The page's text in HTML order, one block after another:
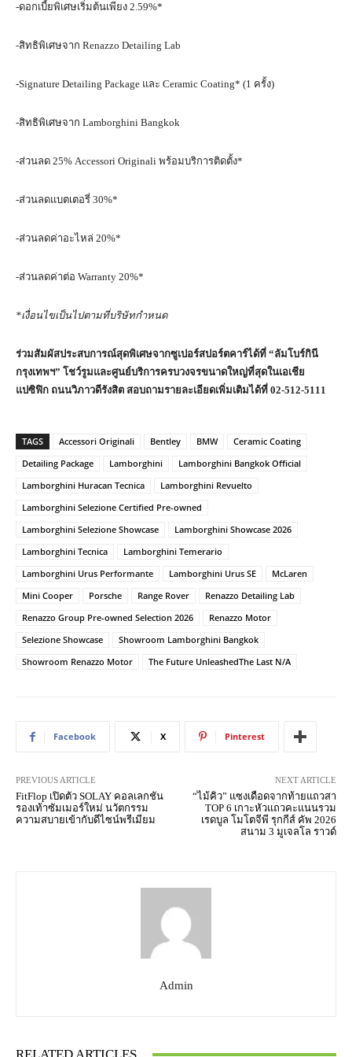
-ดอกเบี้ยพิเศษเริ่มต้นเพียง 2.59%*
-สิทธิพิเศษจาก Renazzo Detailing Lab
-Signature Detailing Package และ Ceramic Coating* (1 ครั้ง)
-สิทธิพิเศษจาก Lamborghini Bangkok
-ส่วนลด 25% Accessori Originali พร้อมบริการติดตั้ง*
-ส่วนลดแบตเตอรี่ 30%*
-ส่วนลดค่าอะไหล่ 20%*
-ส่วนลดค่าต่อ Warranty 20%*
*เงื่อนไขเป็นไปตามที่บริษัทกำหนด
ร่วมสัมผัสประสบการณ์สุดพิเศษจากซูเปอร์สปอร์ตคาร์ได้ที่ “ลัมโบร์กินี
กรุงเทพฯ” โชว์รูมและศูนย์บริการครบวงจรขนาดใหญ่ที่สุดในเอเชีย
แปซิฟิก ถนนวิภาวดีรังสิต สอบถามรายละเอียดเพิ่มเติมได้ที่ 02-512-5111
TAGS Accessori Originali Bentley BMW
Ceramic Coating
Detailing Package
Lamborghini
Lamborghini Bangkok Official
Lamborghini Huracan Tecnica
Lamborghini Revuelto
Lamborghini Selezione Certified Pre-owned
Lamborghini Selezione Showcase
Lamborghini Showcase 2026
Lamborghini Tecnica
Lamborghini Temerario
Lamborghini Urus Performante
Lamborghini Urus SE
McLaren
Mini Cooper
Porsche Range Rover
Renazzo Detailing Lab
Renazzo Group Pre-owned Selection 2026
Renazzo Motor
Selezione Showcase
Showroom Lamborghini Bangkok
Showroom Renazzo Motor
The Future UnleashedThe Last N/A
Facebook X Pinterest
PREVIOUS ARTICLE
FitFlop เปิดตัว SOLAY คอลเลกชัน
รองเท้าซัมเมอร์ใหม่ นวัตกรรม
ความสบายเข้ากับดีไซน์พรีเมียม
NEXT ARTICLE
“ไม้คิว” แซงเดือดจากท้ายแถวสา
TOP 6 เกาะหัวแถวคะแนนรวม
เรดบูล โมโตจีพี รุกกีส์ คัพ 2026
สนาม 3 มูเจลโล ราวด์
Admin